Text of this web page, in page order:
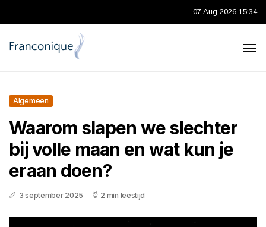
07 Aug 2026 15:34
Algemeen
Waarom slapen we slechter
bij volle maan en wat kun je
eraan doen?
3 september 2025 2 min leestijd